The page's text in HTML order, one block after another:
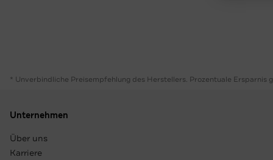
* Unverbindliche Preisempfehlung des Herstellers. Prozentuale Ersparnis
Unternehmen
Über uns
Karriere